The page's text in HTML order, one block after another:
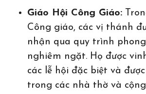
Giáo Hội Công Giáo:
Công giáo, các vị thánh
nhận qua quy trình
nghiêm ngặt. Họ được
các lễ hội đặc biệt và
trong các nhà thờ và